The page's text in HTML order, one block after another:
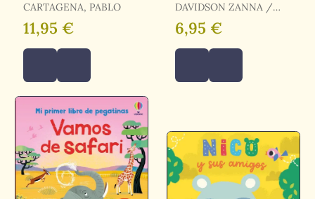
CARTAGENA, PABLO
11,95 €
Libro 7
DAVIDSON ZANNA /
DAVIDSON, ZANNA
6,95 €